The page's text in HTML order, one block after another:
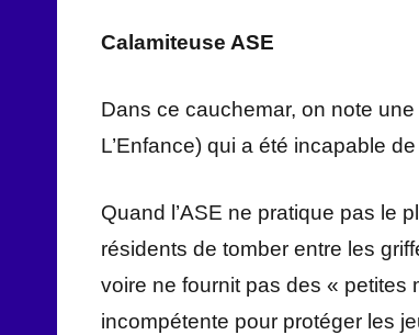
Calamiteuse ASE
Dans ce cauchemar, on note
L’Enfance) qui a été incapable
Quand l’ASE ne pratique pas le
résidents de tomber entre les
voire ne fournit pas des « petites
incompétente pour protéger les